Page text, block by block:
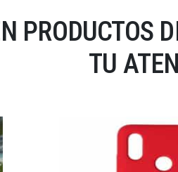
PRODUCTOS
TU